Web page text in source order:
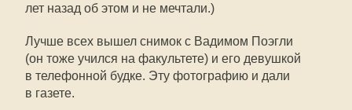
лет назад об этом и не мечтали.)
Лучше всех вышел снимок с Вадимом Поэгли
(он тоже учился на факультете) и его девушкой
в телефонной будке. Эту фотографию и дали
в газете.